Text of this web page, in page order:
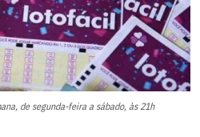
de segunda-feira a sábado, às 21h